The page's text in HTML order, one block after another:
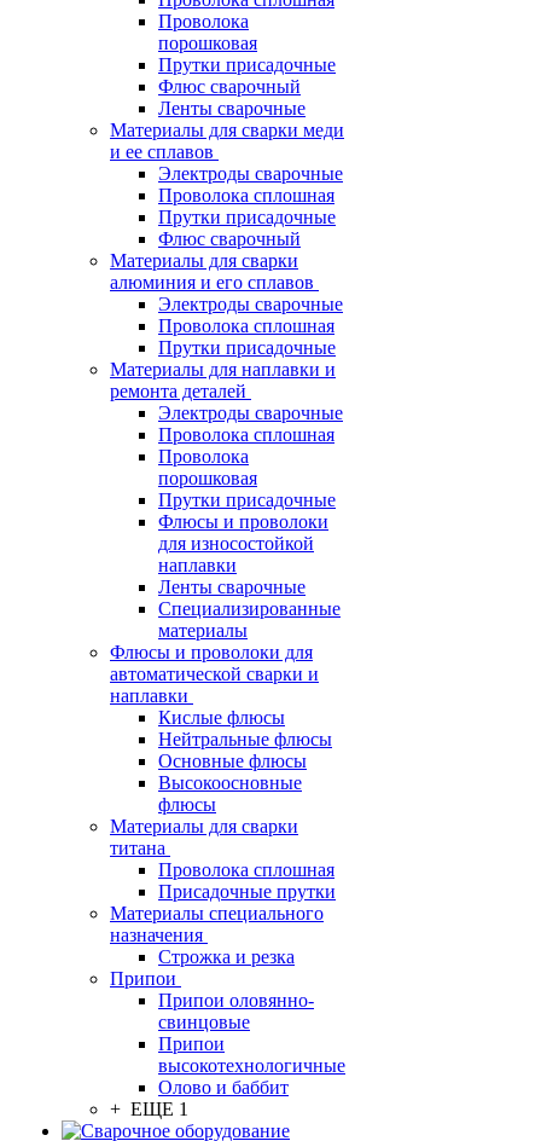
Проволока
порошковая
Прутки присадочные
Флюс сварочный
Ленты сварочные
Материалы для сварки меди
и ее сплавов
Электроды сварочные
Проволока сплошная
Прутки присадочные
Флюс сварочный
Материалы для сварки
алюминия и его сплавов
Электроды сварочные
Проволока сплошная
Прутки присадочные
Материалы для наплавки и
ремонта деталей
Электроды сварочные
Проволока сплошная
Проволока
порошковая
Прутки присадочные
Флюсы и проволоки
для износостойкой
наплавки
Ленты сварочные
Специализированные
материалы
Флюсы и проволоки для
автоматической сварки и
наплавки
Кислые флюсы
Нейтральные флюсы
Основные флюсы
Высокоосновные
флюсы
Материалы для сварки
титана
Проволока сплошная
Присадочные прутки
Материалы специального
назначения
Строжка и резка
Припои
Припои оловянно-
свинцовые
Припои
высокотехнологичные
Олово и баббит
+ ЕЩЕ 1